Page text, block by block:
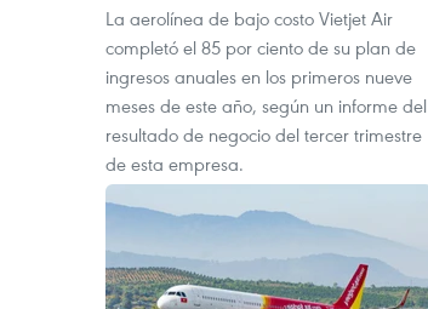
La aerolínea de bajo costo Vietjet Air
completó el 85 por ciento de su plan de
ingresos anuales en los primeros nueve
meses de este año, según un informe del
resultado de negocio del tercer trimestre
de esta empresa.